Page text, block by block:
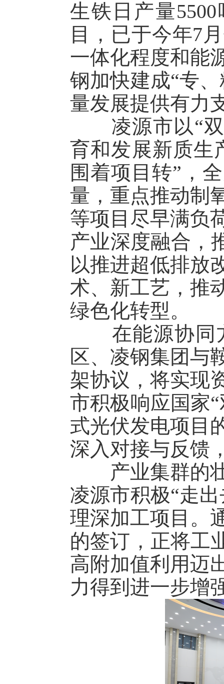
生铁日产量
目，已于今年7
一体化程度和能
钢加快建成“专
量发展提供有力
凌源市以“双
育和发展新质生
围着项目转”，
量，重点推动制
等项目尽早满负
产业深度融合，
以推进超低排放
术、新工艺，推
绿色化转型。
在能源协同方
区、凌钢集团与
架协议，将实现
市积极响应国家
式光伏发电项目
深入对接与反馈
产业集群的壮
凌源市积极“走
理深加工项目。
的签订，正将工
高附加值利用迈
力得到进一步增